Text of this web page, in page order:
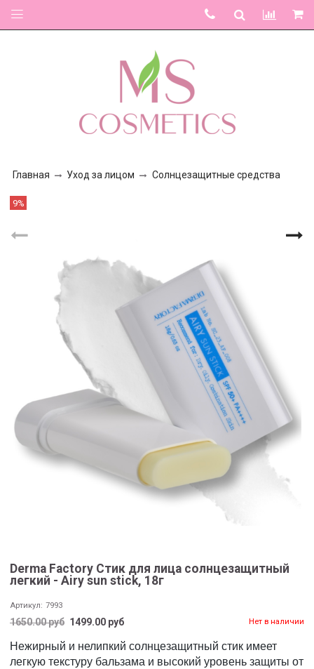
Главная Уход за лицом Солнцезащитные средства
9%
Derma Factory Стик для лица солнцезащитный
легкий - Airy sun stick, 18г
Артикул: 7993
1650.00 руб 1499.00 руб Нет в наличии
Нежирный и нелипкий солнцезащитный стик имеет
легкую текстуру бальзама и высокий уровень защиты от